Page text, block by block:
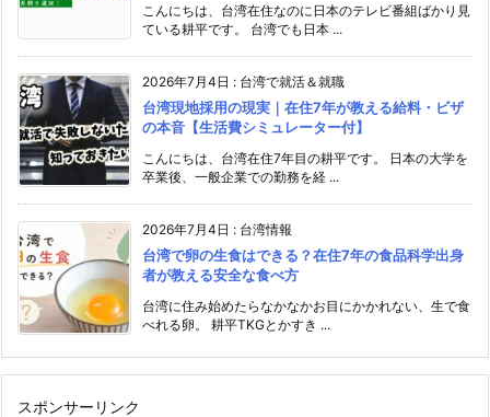
こんにちは、台湾在住なのに日本のテレビ番組ばかり見
ている耕平です。 台湾でも日本 ...
2026年7月4日 : 台湾で就活＆就職
台湾現地採用の現実｜在住7年が教える給料・ビザ
の本音【生活費シミュレーター付】
こんにちは、台湾在住7年目の耕平です。 日本の大学を
卒業後、一般企業での勤務を経 ...
2026年7月4日 : 台湾情報
台湾で卵の生食はできる？在住7年の食品科学出身
者が教える安全な食べ方
台湾に住み始めたらなかなかお目にかかれない、生で食
べれる卵。 耕平TKGとかすき ...
スポンサーリンク